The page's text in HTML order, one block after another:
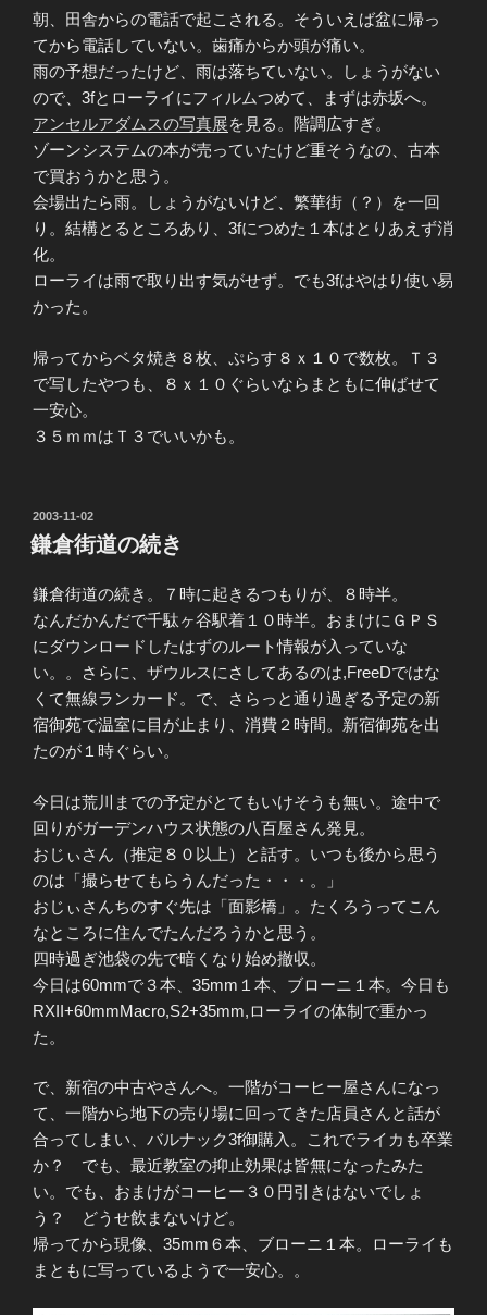
朝、田舎からの電話で起こされる。そういえば盆に帰っ
てから電話していない。歯痛からか頭が痛い。
雨の予想だったけど、雨は落ちていない。しょうがない
ので、3fとローライにフィルムつめて、まずは赤坂へ。
アンセルアダムスの写真展を見る。階調広すぎ。
ゾーンシステムの本が売っていたけど重そうなの、古本
で買おうかと思う。
会場出たら雨。しょうがないけど、繁華街（？）を一回
り。結構とるところあり、3fにつめた１本はとりあえず消
化。
ローライは雨で取り出す気がせず。でも3fはやはり使い易
かった。
帰ってからベタ焼き８枚、ぷらす８ｘ１０で数枚。Ｔ３
で写したやつも、８ｘ１０ぐらいならまともに伸ばせて
一安心。
３５ｍｍはＴ３でいいかも。
投
稿
日:
2003-11-02
鎌倉街道の続き
鎌倉街道の続き。７時に起きるつもりが、８時半。
なんだかんだで千駄ヶ谷駅着１０時半。おまけにＧＰＳ
にダウンロードしたはずのルート情報が入っていな
い。。さらに、ザウルスにさしてあるのは,FreeDではな
くて無線ランカード。で、さらっと通り過ぎる予定の新
宿御苑で温室に目が止まり、消費２時間。新宿御苑を出
たのが１時ぐらい。
今日は荒川までの予定がとてもいけそうも無い。途中で
回りがガーデンハウス状態の八百屋さん発見。
おじぃさん（推定８０以上）と話す。いつも後から思う
のは「撮らせてもらうんだった・・・。」
おじぃさんちのすぐ先は「面影橋」。たくろうってこん
なところに住んでたんだろうかと思う。
四時過ぎ池袋の先で暗くなり始め撤収。
今日は60mmで３本、35mm１本、ブローニ１本。今日も
RXII+60mmMacro,S2+35mm,ローライの体制で重かっ
た。
で、新宿の中古やさんへ。一階がコーヒー屋さんになっ
て、一階から地下の売り場に回ってきた店員さんと話が
合ってしまい、バルナック3f御購入。これでライカも卒業
か？ でも、最近教室の抑止効果は皆無になったみた
い。でも、おまけがコーヒー３０円引きはないでしょ
う？ どうせ飲まないけど。
帰ってから現像、35mm６本、ブローニ１本。ローライも
まともに写っているようで一安心。。